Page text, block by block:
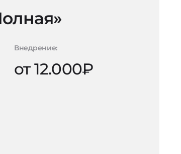
Внедрение:
от 12.000₽